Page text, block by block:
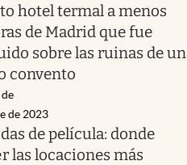
hotel termal a menos
de Madrid que fue
sobre las ruinas de un
convento
de 2023
de película: donde
las locaciones más